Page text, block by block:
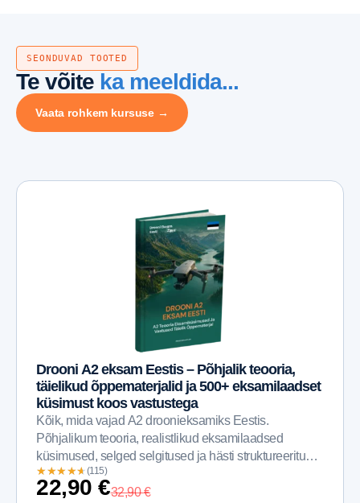
SEONDUVAD TOOTED
Te võite ka meeldida...
Vaata rohkem kursuse →
Drooni A2 eksam Eestis – Põhjalik teooria,
täielikud õppematerjalid ja 500+ eksamilaadset
küsimust koos vastustega
Kõik, mida vajad A2 droonieksamiks Eestis.
Põhjalikum teooria, realistlikud eksamilaadsed
küsimused, selged selgitused ja hästi struktureeritud
materjalid, mis katavad A2...
★★★★★
★★★★★(115)
22,90 €32,90€